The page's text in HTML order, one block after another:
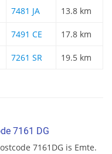
7481 JA 13.8 km
7491 CE 17.8 km
7261 SR 19.5 km
7161 DG
7161DG is Emte.